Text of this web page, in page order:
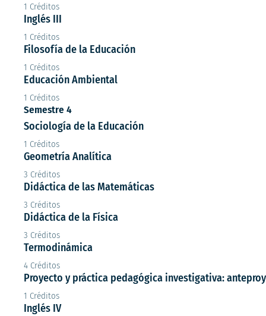
1 Créditos
Inglés III
1 Créditos
Filosofía de la Educación
1 Créditos
Educación Ambiental
1 Créditos
Semestre 4
Sociología de la Educación
1 Créditos
Geometría Analítica
3 Créditos
Didáctica de las Matemáticas
3 Créditos
Didáctica de la Física
3 Créditos
Termodinámica
4 Créditos
Proyecto y práctica pedagógica investigativa:
1 Créditos
Inglés IV